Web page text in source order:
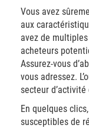
Vous avez
aux
avez de
acheteurs
Assurez-vous
vous adressez.
secteur
En quelques
susceptibles de